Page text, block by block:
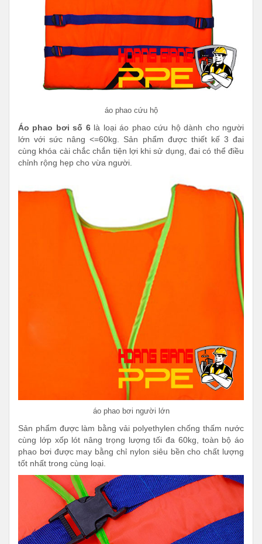
áo phao cứu hộ
Áo phao bơi số 6là loại áo phao cứu hộ dành cho người
lớn với sức nâng <=60kg. Sản phẩm được thiết kế 3 đai
cùng khóa cài chắc chắn tiện lợi khi sử dụng, đai có thể điều
chỉnh rộng hẹp cho vừa người.
áo phao bơi người lớn
Sản phẩm được làm bằng vải polyethylen chống thấm nước
cùng lớp xốp lót nâng trọng lượng tối đa 60kg, toàn bộ áo
phao bơi được may bằng chỉ nylon siêu bền cho chất lượng
tốt nhất trong cùng loại.